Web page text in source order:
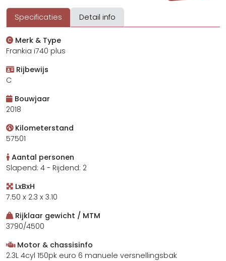
Specificaties Detail info
Merk & Type
Frankia i740 plus
Rijbewijs
C
Bouwjaar
2018
Kilometerstand
57501
Aantal personen
Slapend: 4 - Rijdend: 2
LxBxH
7.50 x 2.3 x 3.10
Rijklaar gewicht / MTM
3790/4500
Motor & chassisinfo
2.3L 4cyl 150pk euro 6 manuele versnellingsbak